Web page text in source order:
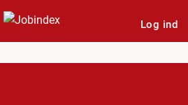
Log ind